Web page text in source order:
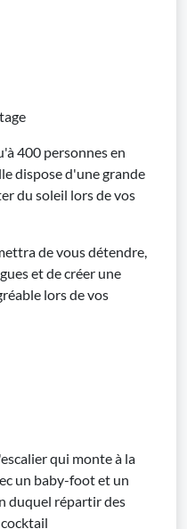
400 personnes en
dispose d'une grande
du soleil lors de vos
de vous détendre,
et de créer une
lors de vos
qui monte à la
un baby-foot et un
duquel répartir des